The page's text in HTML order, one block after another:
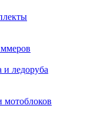
ледоруба
мотоблоков